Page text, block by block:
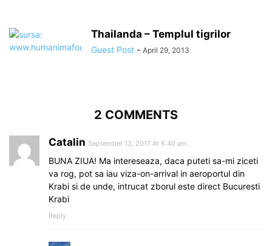
Thailanda – Templul tigrilor
Guest Post - April 29, 2013
2 COMMENTS
Catalin September 13, 2017 At 6:40 am
BUNA ZIUA! Ma intereseaza, daca puteti sa-mi ziceti
va rog, pot sa iau viza-on-arrival in aeroportul din
Krabi si de unde, intrucat zborul este direct Bucuresti
Krabi
Reply